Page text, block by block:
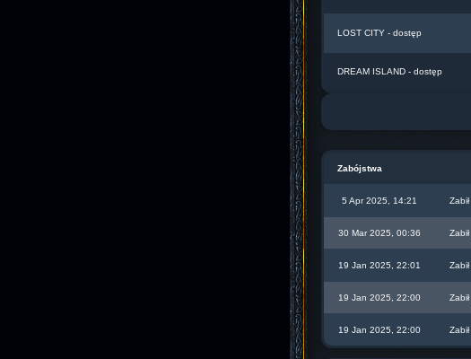
LOST CITY - dostęp
DREAM ISLAND - dostęp
Zabójstwa
5 Apr 2025, 14:21
30 Mar 2025, 00:36
19 Jan 2025, 22:01
19 Jan 2025, 22:00
19 Jan 2025, 22:00